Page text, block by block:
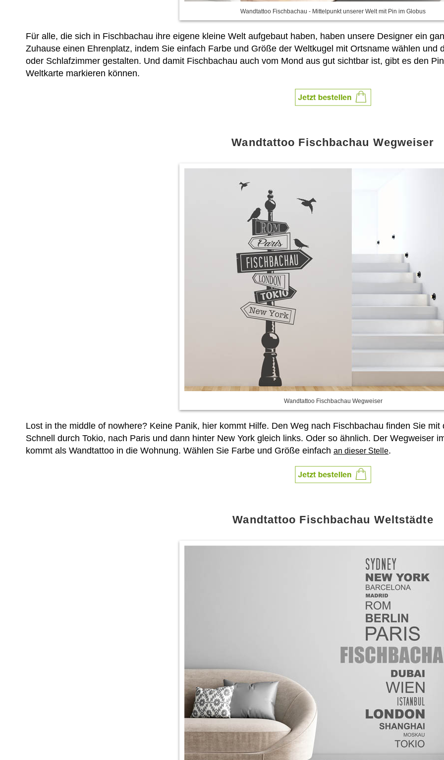
Wandtattoo Fischbachau - Mittelpunkt unserer Welt mit Pin im Globus
Für alle, die sich in Fischbachau ihre eigene kleine Welt aufgebaut haben, haben unsere Designer ein
Zuhause einen Ehrenplatz, indem Sie einfach Farbe und Größe der Weltkugel mit Ortsname wählen und
oder Schlafzimmer gestalten. Und damit Fischbachau auch vom Mond aus gut sichtbar ist, gibt es den
Weltkarte markieren können.
Wandtattoo Fischbachau Wegweiser
Wandtattoo Fischbachau Wegweiser
Lost in the middle of nowhere? Keine Panik, hier kommt Hilfe. Den Weg nach Fischbachau finden Sie
Schnell durch Tokio, nach Paris und dann hinter New York gleich links. Oder so ähnlich. Der Wegweiser
kommt als Wandtattoo in die Wohnung. Wählen Sie Farbe und Größe einfach an dieser Stelle.
Wandtattoo Fischbachau Weltstädte